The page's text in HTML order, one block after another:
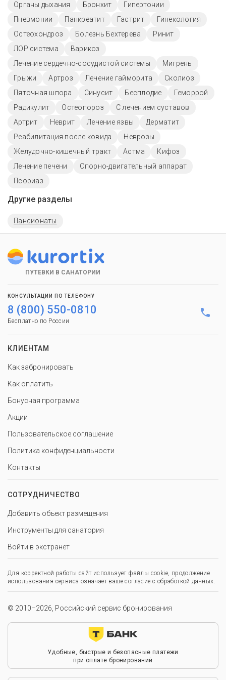
Органы дыхания
Бронхит
Гипертонии
Пневмонии
Панкреатит Гастрит
Гинекология
Остеохондроз
Болезнь Бехтерева
Ринит
ЛОР система
Варикоз
Лечение сердечно-сосудистой системы
Мигрень
Грыжи
Артроз Лечение гайморита
Сколиоз
Пяточная шпора
Синусит Бесплодие
Геморрой
Радикулит
Остеопороз
С лечением суставов
Артрит
Неврит Лечение язвы
Дерматит
Реабилитация после ковида
Неврозы
Желудочно-кишечный тракт
Астма
Кифоз
Лечение печени
Опорно-двигательный аппарат
Псориаз
Другие разделы
Пансионаты
ПУТЕВКИ В САНАТОРИИ
КОНСУЛЬТАЦИИ ПО ТЕЛЕФОНУ
8 (800) 550-0810
Бесплатно по России
КЛИЕНТАМ
Как забронировать
Как оплатить
Бонусная программа
Акции
Пользовательское соглашение
Политика конфиденциальности
Контакты
СОТРУДНИЧЕСТВО
Добавить объект размещения
Инструменты для санатория
Войти в экстранет
Для корректной работы сайт использует файлы cookie, продолжение
использования сервиса означает ваше согласие с обработкой данных.
© 2010–2026, Российский сервис бронирования
Удобные, быстрые и безопасные платежи
при оплате бронирований